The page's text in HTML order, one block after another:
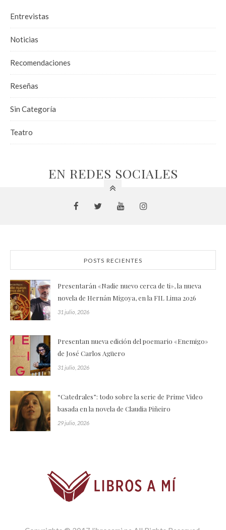
Entrevistas
Noticias
Recomendaciones
Reseñas
Sin Categoría
Teatro
EN REDES SOCIALES
POSTS RECIENTES
Presentarán «Nadie nuevo cerca de ti», la nueva
novela de Hernán Migoya, en la FIL Lima 2026
31 julio, 2026
Presentan nueva edición del poemario «Enemigo»
de José Carlos Agüero
31 julio, 2026
“Catedrales”: todo sobre la serie de Prime Video
basada en la novela de Claudia Piñeiro
29 julio, 2026